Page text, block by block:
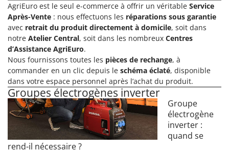
AgriEuro est le seul e-commerce à offrir un véritable Service
Après-Vente : nous effectuons les réparations sous garantie
avec retrait du produit directement à domicile, soit dans
notre Atelier Central, soit dans les nombreux Centres
d’Assistance AgriEuro.
Nous fournissons toutes les pièces de rechange, à
commander en un clic depuis le schéma éclaté, disponible
dans votre espace personnel après l’achat du produit.
Groupes électrogènes inverter
Groupe
électrogène
inverter :
quand se
rend-il nécessaire ?